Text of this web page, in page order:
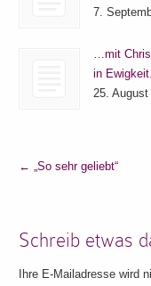
7.
…mit
in Ewigkeit.
25. August
← „So sehr geliebt“
Schreib etwas
Ihre E-Mailadresse wird